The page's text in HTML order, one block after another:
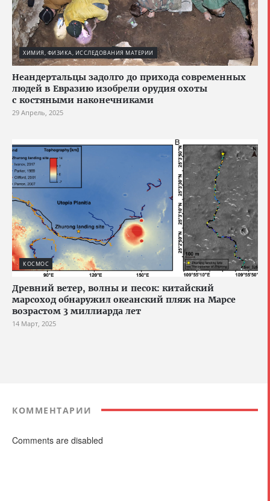
ХИМИЯ, ФИЗИКА, ИССЛЕДОВАНИЯ МАТЕРИИ
Неандертальцы задолго до прихода современных
людей в Евразию изобрели орудия охоты
с костяными наконечниками
29 Апрель, 2025
КОСМОС
Древний ветер, волны и песок: китайский
марсоход обнаружил океанский пляж на Марсе
возрастом 3 миллиарда лет
14 Март, 2025
КОММЕНТАРИИ
Comments are disabled